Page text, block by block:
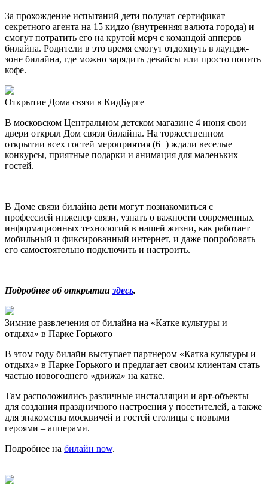
За прохождение испытаний дети получат сертификат
секретного агента на 15 кидzо (внутренняя валюта города) и
смогут потратить его на крутой мерч с командой апперов
билайна. Родители в это время смогут отдохнуть в лаундж-
зоне билайна, где можно зарядить девайсы или просто попить
кофе.
Открытие Дома связи в КидБурге
В московском Центральном детском магазине 4 июня свои
двери открыл Дом связи билайна. На торжественном
открытии всех гостей мероприятия (6+) ждали веселые
конкурсы, приятные подарки и анимация для маленьких
гостей.
В Доме связи билайна дети могут познакомиться с
профессией инженер связи, узнать о важности современных
информационных технологий в нашей жизни, как работает
мобильный и фиксированный интернет, и даже попробовать
его самостоятельно подключить и настроить.
Подробнее об открытии здесь.
Зимние развлечения от билайна на «Катке культуры и
отдыха» в Парке Горького
В этом году билайн выступает партнером «Катка культуры и
отдыха» в Парке Горького и предлагает своим клиентам стать
частью новогоднего «движа» на катке.
Там расположились различные инсталляции и арт-объекты
для создания праздничного настроения у посетителей, а также
для знакомства москвичей и гостей столицы с новыми
героями – апперами.
Подробнее на билайн now.